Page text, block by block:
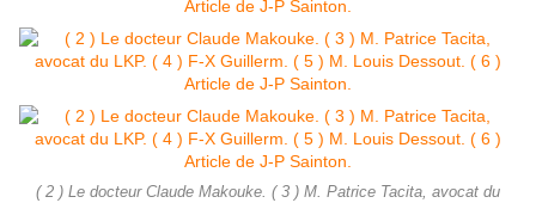
( 2 ) Le docteur Claude Makouke. ( 3 ) M. Patrice Tacita, avocat du